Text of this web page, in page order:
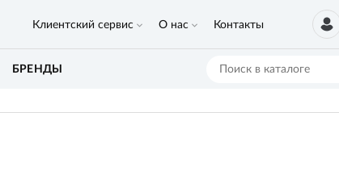
Клиентский сервис О нас Контакты
БРЕНДЫ